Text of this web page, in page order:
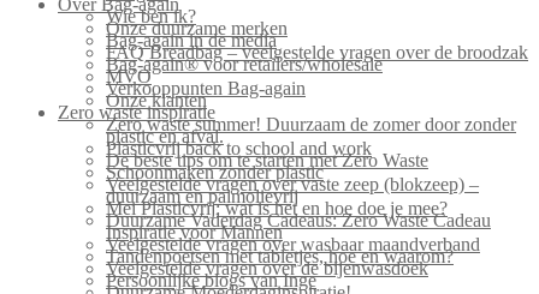
Over Bag-again
Wie ben ik?
Onze duurzame merken
Bag-again in de media
FAQ Breadbag – veelgestelde vragen over de broodzak
Bag-again® voor retailers/wholesale
MVO
Verkooppunten Bag-again
Onze klanten
Zero waste inspiratie
Zero waste summer! Duurzaam de zomer door zonder
plastic en afval.
Plasticvrij back to school and work
De beste tips om te starten met Zero Waste
Schoonmaken zonder plastic
Veelgestelde vragen over vaste zeep (blokzeep) –
duurzaam en palmolievrij
Mei Plasticvrij: wat is het en hoe doe je mee?
Duurzame Vaderdag Cadeaus: Zero Waste Cadeau
Inspiratie voor Mannen
Veelgestelde vragen over wasbaar maandverband
Tandenpoetsen met tabletjes, hoe en waarom?
Veelgestelde vragen over de bijenwasdoek
Persoonlijke blogs van Inge